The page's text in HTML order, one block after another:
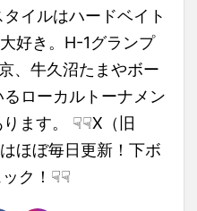
イルはハードベイト
好き。H-1グランプ
、牛久沼たまやボー
ローカルトーナメン
ります。 ☟☟X（旧
ほぼ毎日更新！下ボ
ク！☟☟